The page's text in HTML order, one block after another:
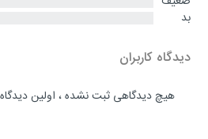
بد
دیدگاه کاربران
هیچ دیدگاهی ثبت نشده ، اولین